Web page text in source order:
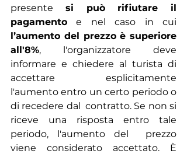
presente si può rifiutare il
pagamento
l’aumento del prezzo è superiore
all'8%, l'organizzatore deve
informare e chiedere al turista di
accettare esplicitamente
l'aumento entro un certo periodo o
di recedere dal  contratto. Se non si
riceve una risposta entro tale
periodo, l'aumento del  prezzo
viene considerato accettato. È